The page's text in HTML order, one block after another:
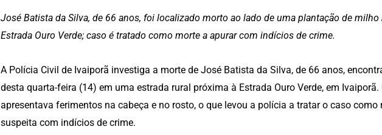
José Batista da Silva, de 66 anos, foi localizado morto ao lado de uma plantação de milho
Estrada Ouro Verde; caso é tratado como morte a apurar com indícios de crime.
A Polícia Civil de Ivaiporã investiga a morte de José Batista da Silva, de 66 anos,
desta quarta-feira (14) em uma estrada rural próxima à Estrada Ouro Verde, em Ivaiporã.
apresentava ferimentos na cabeça e no rosto, o que levou a polícia a tratar o caso como
suspeita com indícios de crime.